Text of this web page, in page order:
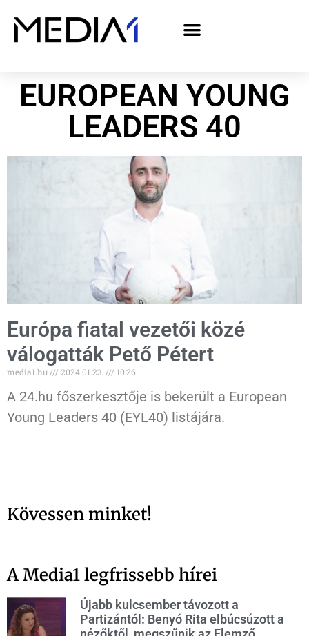
EUROPEAN YOUNG
LEADERS 40
Európa fiatal vezetői közé
válogatták Pető Pétert
media1.hu 2024.01.23. 10:26
A 24.hu főszerkesztője is bekerült a European
Young Leaders 40 (EYL40) listájára.
Kövessen minket!
A Media1 legfrissebb hírei
Újabb kulcsember távozott a
Partizántól: Benyó Rita elbúcsúzott a